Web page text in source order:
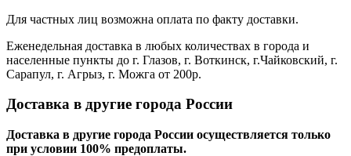
Для частных лиц возможна оплата по факту доставки.
Еженедельная доставка в любых количествах в города и
населенные пункты до г. Глазов, г. Воткинск, г.Чайковский, г.
Сарапул, г. Агрыз, г. Можга от 200р.
Доставка в другие города России
Доставка в другие города России осуществляется только
при условии 100% предоплаты.